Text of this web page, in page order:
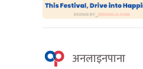
अनलाइनपाना